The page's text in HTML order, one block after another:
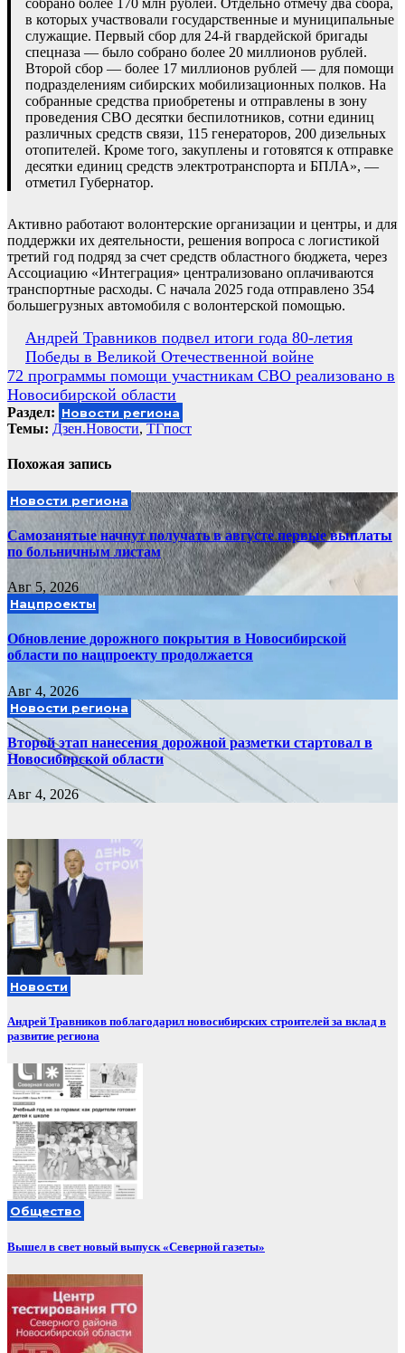
собрано более 170 млн рублей. Отдельно отмечу два сбора,
в которых участвовали государственные и муниципальные
служащие. Первый сбор для 24-й гвардейской бригады
спецназа — было собрано более 20 миллионов рублей.
Второй сбор — более 17 миллионов рублей — для помощи
подразделениям сибирских мобилизационных полков. На
собранные средства приобретены и отправлены в зону
проведения СВО десятки беспилотников, сотни единиц
различных средств связи, 115 генераторов, 200 дизельных
отопителей. Кроме того, закуплены и готовятся к отправке
десятки единиц средств электротранспорта и БПЛА», —
отметил Губернатор.
Активно работают волонтерские организации и центры, и для
поддержки их деятельности, решения вопроса с логистикой
третий год подряд за счет средств областного бюджета, через
Ассоциацию «Интеграция» централизовано оплачиваются
транспортные расходы. С начала 2025 года отправлено 354
большегрузных автомобиля с волонтерской помощью.
Навигация
по
записям
Андрей Травников подвел итоги года 80-летия
Победы в Великой Отечественной войне
72 программы помощи участникам СВО реализовано в
Новосибирской области
Раздел: Новости региона
Темы: Дзен.Новости, ТГпост
Похожая запись
Новости региона
Самозанятые начнут получать в августе первые выплаты
по больничным листам
Авг 5, 2026
Нацпроекты
Обновление дорожного покрытия в Новосибирской
области по нацпроекту продолжается
Авг 4, 2026
Новости региона
Второй этап нанесения дорожной разметки стартовал в
Новосибирской области
Авг 4, 2026
Новости
Андрей Травников поблагодарил новосибирских строителей за вклад в
развитие региона
Общество
Вышел в свет новый выпуск «Северной газеты»